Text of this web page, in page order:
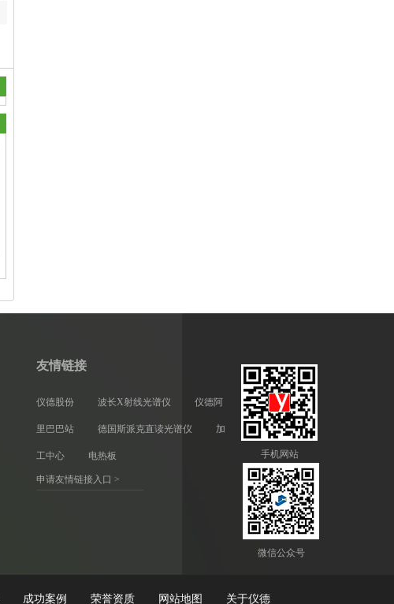
友情链接
仪德股份 波长X射线光谱仪 仪德阿
里巴巴站 德国斯派克直读光谱仪 加
工中心 电热板
申请友情链接入口 >
微信公众号
手机网站
成功案例 荣誉资质 网站地图 关于仪德